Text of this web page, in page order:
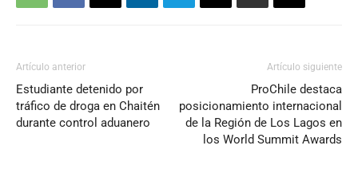
Artículo anterior
Estudiante detenido por
tráfico de droga en Chaitén
durante control aduanero
Artículo siguiente
ProChile destaca
posicionamiento internacional
de la Región de Los Lagos en
los World Summit Awards